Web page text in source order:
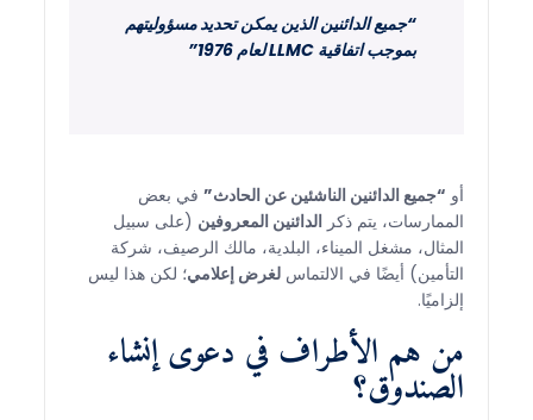
“جميع الدائنين الذين يمكن تحديد مسؤوليتهم
بموجب اتفاقية LLMC لعام 1976”
أو “جميع الدائنين الناشئين عن الحادث” في بعض
الممارسات، يتم ذكرالدائنين المعروفين (على سبيل
المثال، مشغل الميناء، البلدية، مالك الرصيف، شركة
التأمين) أيضًا في الالتماسلغرض إعلامي؛ لكن هذا ليس
إلزاميًا.
من هم الأطراف في دعوى إنشاء
الصندوق؟